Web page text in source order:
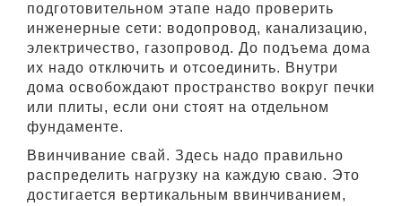
подготовительном этапе надо проверить
инженерные сети: водопровод, канализацию,
электричество, газопровод. До подъема дома
их надо отключить и отсоединить. Внутри
дома освобождают пространство вокруг печки
или плиты, если они стоят на отдельном
фундаменте.
Ввинчивание свай. Здесь надо правильно
распределить нагрузку на каждую сваю. Это
достигается вертикальным ввинчиванием,